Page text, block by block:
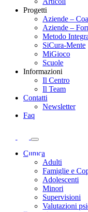
Progetti
Aziende –
Aziende –
Metodo
SiCura-Mente
MiGioco
Scuole
Informazioni
Il Centro
Il Team
Contatti
Newsletter
Faq
Clinica
Adulti
Famiglie e
Adolescenti
Minori
Supervisioni
Valutazioni